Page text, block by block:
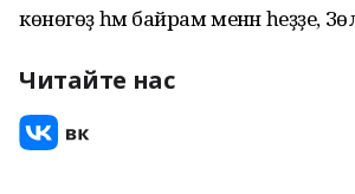
көнөгөҙ һәм байрам менән һеҙҙе,
Читайте нас